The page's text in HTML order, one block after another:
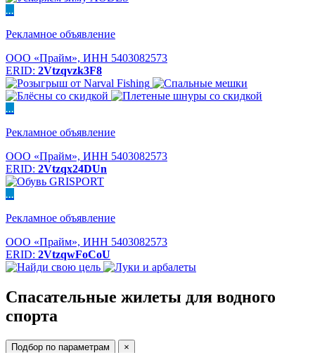
...
Рекламное объявление
ООО «Прайм», ИНН 5403082573
ERID: 2Vtzqvzk3F8
...
Рекламное объявление
ООО «Прайм», ИНН 5403082573
ERID: 2Vtzqx24DUn
...
Рекламное объявление
ООО «Прайм», ИНН 5403082573
ERID: 2VtzqwFoCoU
Спасательные жилеты для водного
спорта
Подбор по параметрам ×